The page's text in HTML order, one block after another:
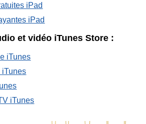
iPad
iPad
et vidéo iTunes Store :
iTunes
iTunes
iTunes